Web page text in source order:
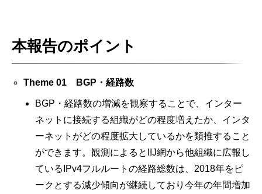
本報告のポイント
Theme 01 BGP・経路数
BGP・経路数の増減を観察することで、インター
ネットに接続する組織がどの程度増えたか、インタ
ーネットがどの程度拡大しているかを類推すること
ができます。観測によると
IIJ網から他組織に広報し
ているIPv4フルルートの経路総数は、2018年をピ
ークとする減少傾向が継続しており今年の年間増加